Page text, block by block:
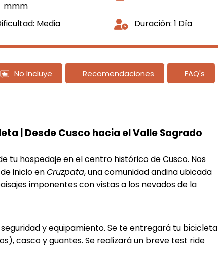
mmm
Media Duración: 1 Día
No Incluye Recomendaciones FAQ's
| Desde Cusco hacia el Valle Sagrado
tu hospedaje en el centro histórico de Cusco. Nos
inicio enCruzpata, una comunidad andina ubicada
imponentes con vistas a los nevados de la
y equipamiento. Se te entregará tu bicicleta
casco y guantes. Se realizará un breve test ride